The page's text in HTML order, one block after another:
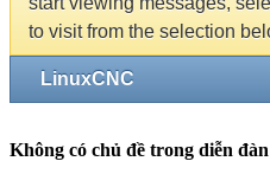
to visit from the selection
LinuxCNC
Không có chủ đề trong diễn